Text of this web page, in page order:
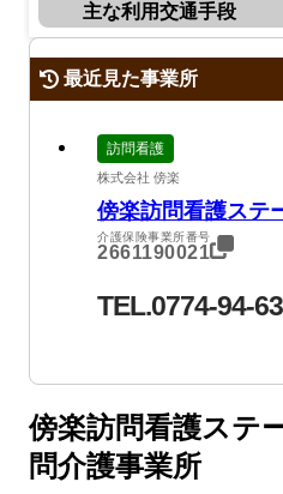
主な利用交通手段
最近見た事業所
訪問看護
株式会社 傍楽
傍楽訪問看護ステ
介護保険事業所番号
2661190021
TEL.0774-94-
傍楽訪問看護ステ
問介護事業所